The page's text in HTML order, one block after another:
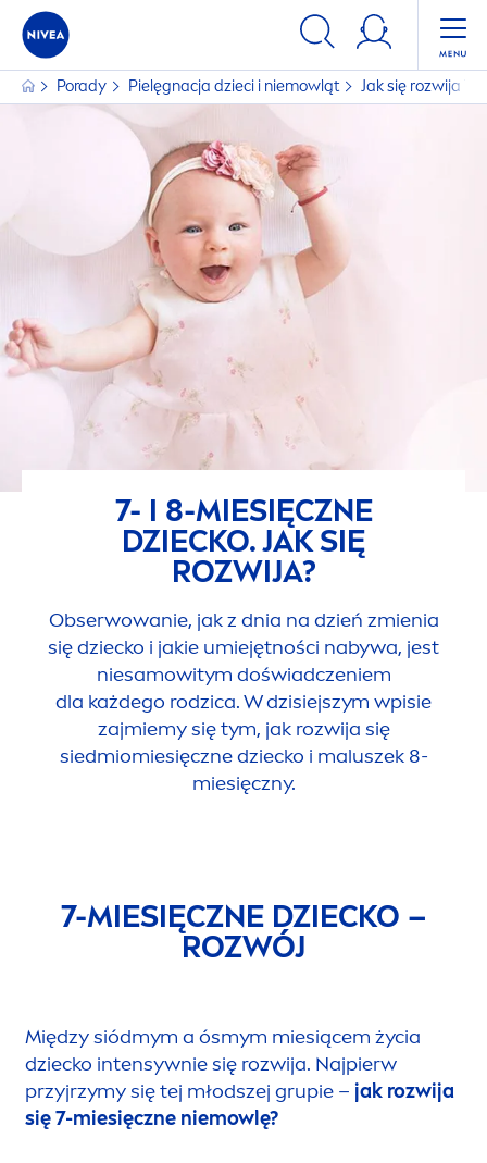
Porady Pielęgnacja dzieci i niemowląt Jak się rozwija 7-
7- I 8-MIESIĘCZNE
DZIECKO. JAK SIĘ
ROZWIJA?
Obserwowanie, jak z dnia na dzień zmienia
się dziecko i jakie umiejętności nabywa, jest
niesamowitym doświadczeniem
dla każdego rodzica. W dzisiejszym wpisie
zajmiemy się tym, jak rozwija się
siedmiomiesięczne dziecko i maluszek 8-
miesięczny.
7-MIESIĘCZNE DZIECKO –
ROZWÓJ
Między siódmym a ósmym miesiącem życia
dziecko intensywnie się rozwija. Najpierw
przyjrzymy się tej młodszej grupie – jak rozwija
się 7-miesięczne niemowlę?